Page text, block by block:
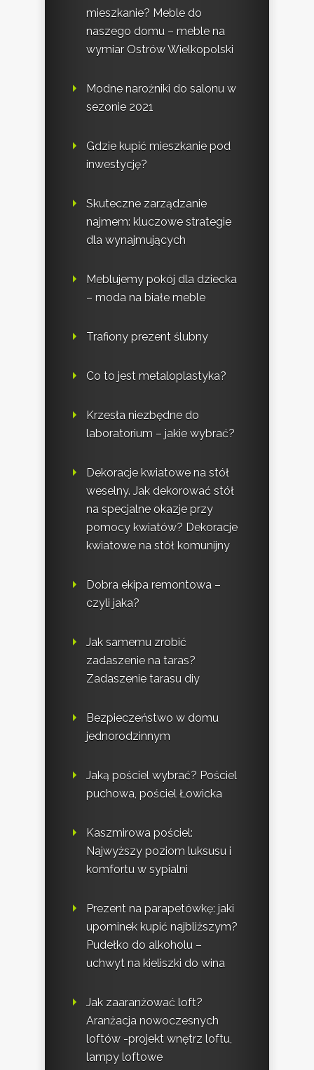
mieszkanie? Meble do
naszego domu – meble na
wymiar Ostrów Wielkopolski
Modne narożniki do salonu w
sezonie 2021
Gdzie kupić mieszkanie pod
inwestycję?
Skuteczne zarządzanie
najmem: kluczowe strategie
dla wynajmujących
Meblujemy pokój dla dziecka
– moda na białe meble
Trafiony prezent ślubny
Co to jest metaloplastyka?
Krzesła niezbędne do
laboratorium – jakie wybrać?
Dekoracje kwiatowe na stół
weselny. Jak dekorować stół
na specjalne okazje przy
pomocy kwiatów? Dekoracje
kwiatowe na stół komunijny
Dobra ekipa remontowa –
czyli jaka?
Jak samemu zrobić
zadaszenie na taras?
Zadaszenie tarasu diy
Bezpieczeństwo w domu
jednorodzinnym
Jaką pościel wybrać? Pościel
puchowa, pościel Łowicka
Kaszmirowa pościel:
Najwyższy poziom luksusu i
komfortu w sypialni
Prezent na parapetówkę: jaki
upominek kupić najbliższym?
Pudełko do alkoholu –
uchwyt na kieliszki do wina
Jak zaaranżować loft?
Aranżacja nowoczesnych
loftów -projekt wnętrz loftu,
lampy loftowe